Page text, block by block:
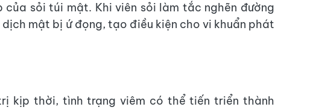
của sỏi túi mật. Khi viên sỏi làm tắc nghẽn đường
mật bị ứ đọng, tạo điều kiện cho vi khuẩn phát
kịp thời, tình trạng viêm có thể tiến triển thành